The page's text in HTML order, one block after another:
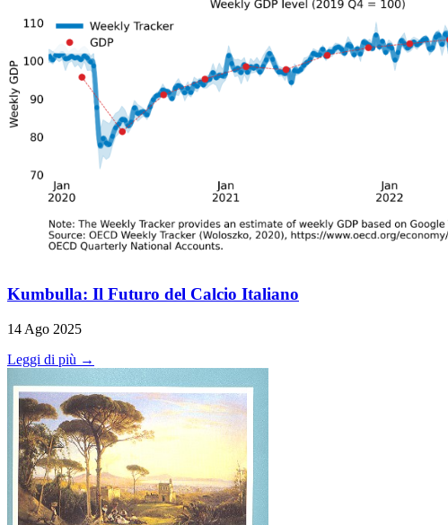
Kumbulla: Il Futuro del Calcio Italiano
14 Ago 2025
Leggi di più →